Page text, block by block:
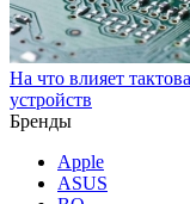
На что влияет
устройств
Бренды
Apple
ASUS